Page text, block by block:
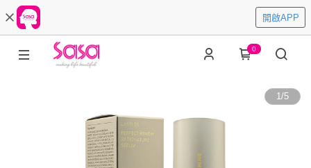
開啟APP
0
1/5